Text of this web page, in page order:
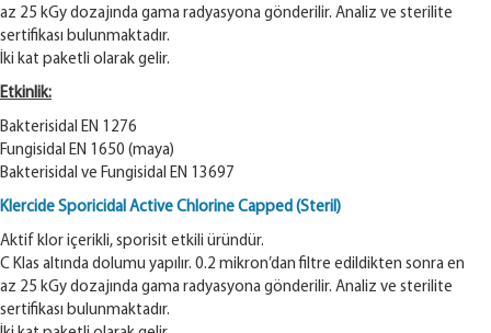
az 25 kGy dozajında gama radyasyona gönderilir. Analiz ve sterilite
sertifikası bulunmaktadır.
İki kat paketli olarak gelir.
Etkinlik:
Bakterisidal EN 1276
Fungisidal EN 1650 (maya)
Bakterisidal ve Fungisidal EN 13697
Klercide Sporicidal Active Chlorine Capped (Steril)
Aktif klor içerikli, sporisit etkili üründür.
C Klas altında dolumu yapılır. 0.2 mikron’dan filtre edildikten sonra en
az 25 kGy dozajında gama radyasyona gönderilir. Analiz ve sterilite
sertifikası bulunmaktadır.